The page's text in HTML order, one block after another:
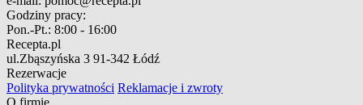
Godziny pracy:
Pon.-Pt.: 8:00 - 16:00
Recepta.pl
ul.Zbąszyńska 3 91-342 Łódź
Rezerwacje
Polityka prywatności Reklamacje i zwroty
O firmie